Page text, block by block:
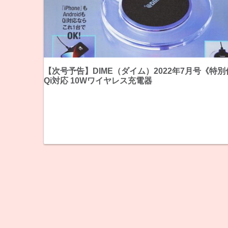
【次号予告】DIME（ダイム）2022年7月号《特別
Qi対応 10Wワイヤレス充電器